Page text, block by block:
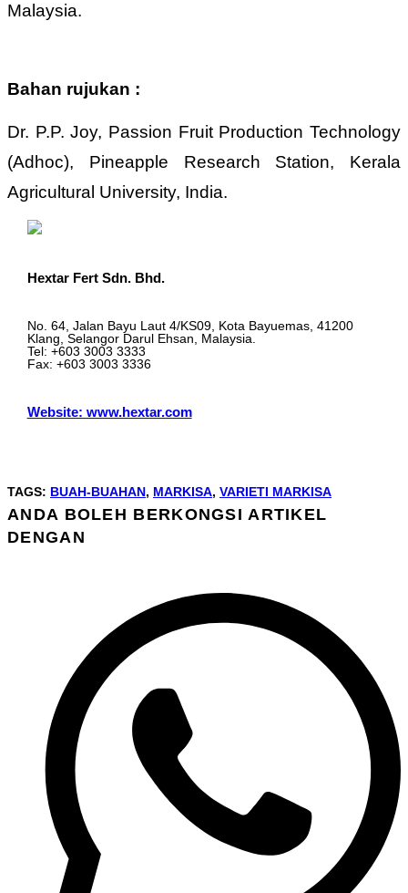
Malaysia.
Bahan rujukan :
Dr. P.P. Joy, Passion Fruit Production Technology
(Adhoc), Pineapple Research Station, Kerala
Agricultural University, India.
Hextar Fert Sdn. Bhd.
No. 64, Jalan Bayu Laut 4/KS09, Kota Bayuemas, 41200
Klang, Selangor Darul Ehsan, Malaysia.
Tel: +603 3003 3333
Fax: +603 3003 3336
Website: www.hextar.com
TAGS: BUAH-BUAHAN, MARKISA, VARIETI MARKISA
ANDA BOLEH BERKONGSI ARTIKEL
DENGAN
window